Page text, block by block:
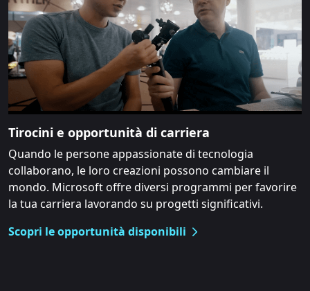
Tirocini e opportunità di carriera
Quando le persone appassionate di tecnologia
collaborano, le loro creazioni possono cambiare il
mondo. Microsoft offre diversi programmi per favorire
la tua carriera lavorando su progetti significativi.
Scopri le opportunità disponibili